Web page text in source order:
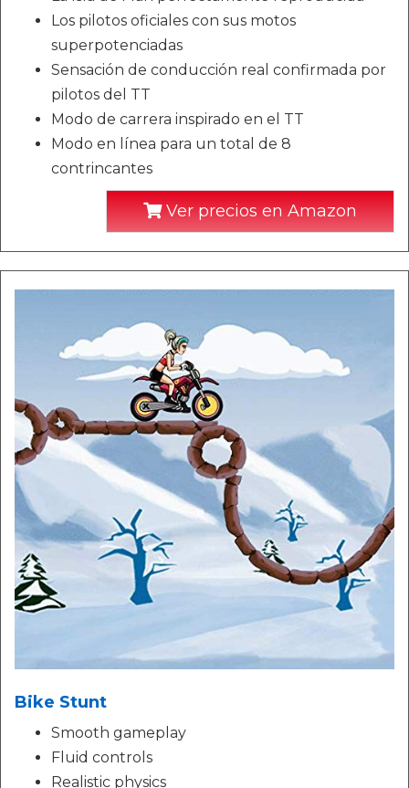
Los pilotos oficiales con sus motos
superpotenciadas
Sensación de conducción real confirmada por
pilotos del TT
Modo de carrera inspirado en el TT
Modo en línea para un total de 8
contrincantes
Ver precios en Amazon
Bike Stunt
Smooth gameplay
Fluid controls
Realistic physics